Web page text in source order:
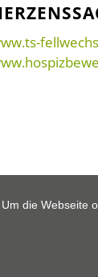
die Webseite